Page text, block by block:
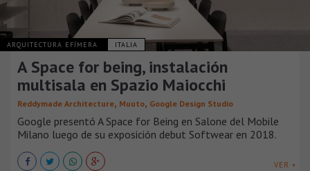
ARQUITECTURA EFÍMERA ITALIA
A Space for being, instalación
multisala en Spazio Maiocchi
Reddymade Architecture, Muuto, Google Design Studio
Google presentó A Space for Being en Salone del Mobile
Milano luego de su exposición debut Softwear en 2018.
VER +